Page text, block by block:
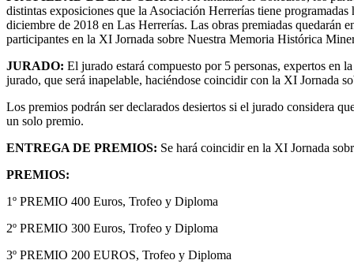
distintas exposiciones que la Asociación Herrerías tiene
diciembre de 2018 en Las Herrerías. Las obras premiadas quedarán
participantes en la XI Jornada sobre Nuestra Memoria Histórica
JURADO: El jurado estará compuesto por 5 personas, expertos en
jurado, que será inapelable, haciéndose coincidir con la XI Jornada
Los premios podrán ser declarados desiertos si el jurado considera
un solo premio.
ENTREGA DE PREMIOS: Se hará coincidir en la XI Jornada
PREMIOS:
1º PREMIO 400 Euros, Trofeo y Diploma
2º PREMIO 300 Euros, Trofeo y Diploma
3º PREMIO 200 EUROS, Trofeo y Diploma